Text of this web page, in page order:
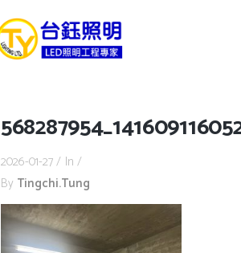
2026-01-27
In
By Tingchi.tung